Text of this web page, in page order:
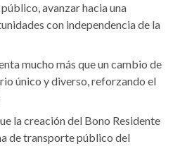
avanzar hacia una
con independencia de la
mucho más que un cambio de
único y diverso, reforzando el
la creación del Bono Residente
de transporte público del